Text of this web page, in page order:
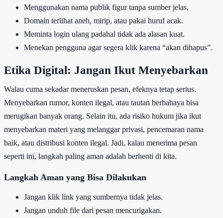
Menggunakan nama publik figur tanpa sumber jelas.
Domain terlihat aneh, mirip, atau pakai huruf acak.
Meminta login ulang padahal tidak ada alasan kuat.
Menekan pengguna agar segera klik karena “akan dihapus”.
Etika Digital: Jangan Ikut Menyebarkan
Walau cuma sekadar meneruskan pesan, efeknya tetap serius.
Menyebarkan rumor, konten ilegal, atau tautan berbahaya bisa
merugikan banyak orang. Selain itu, ada risiko hukum jika ikut
menyebarkan materi yang melanggar privasi, pencemaran nama
baik, atau distribusi konten ilegal. Jadi, kalau menerima pesan
seperti ini, langkah paling aman adalah berhenti di kita.
Langkah Aman yang Bisa Dilakukan
Jangan klik link yang sumbernya tidak jelas.
Jangan unduh file dari pesan mencurigakan.